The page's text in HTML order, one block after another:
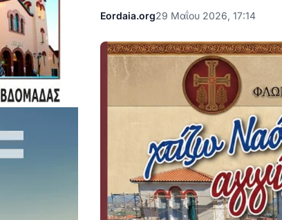
Eordaia.org29 Μαΐου 2026, 17:14